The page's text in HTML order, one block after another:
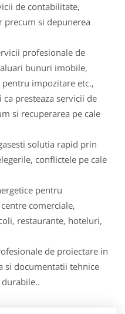
de contabilitate,
precum si depunerea
profesionale de
bunuri imobile,
impozitare etc.,
presteaza servicii de
si recuperarea pe cale
solutia rapid prin
conflictele pe cale
pentru
comerciale,
restaurante, hoteluri,
de proiectare in
si documentatii tehnice